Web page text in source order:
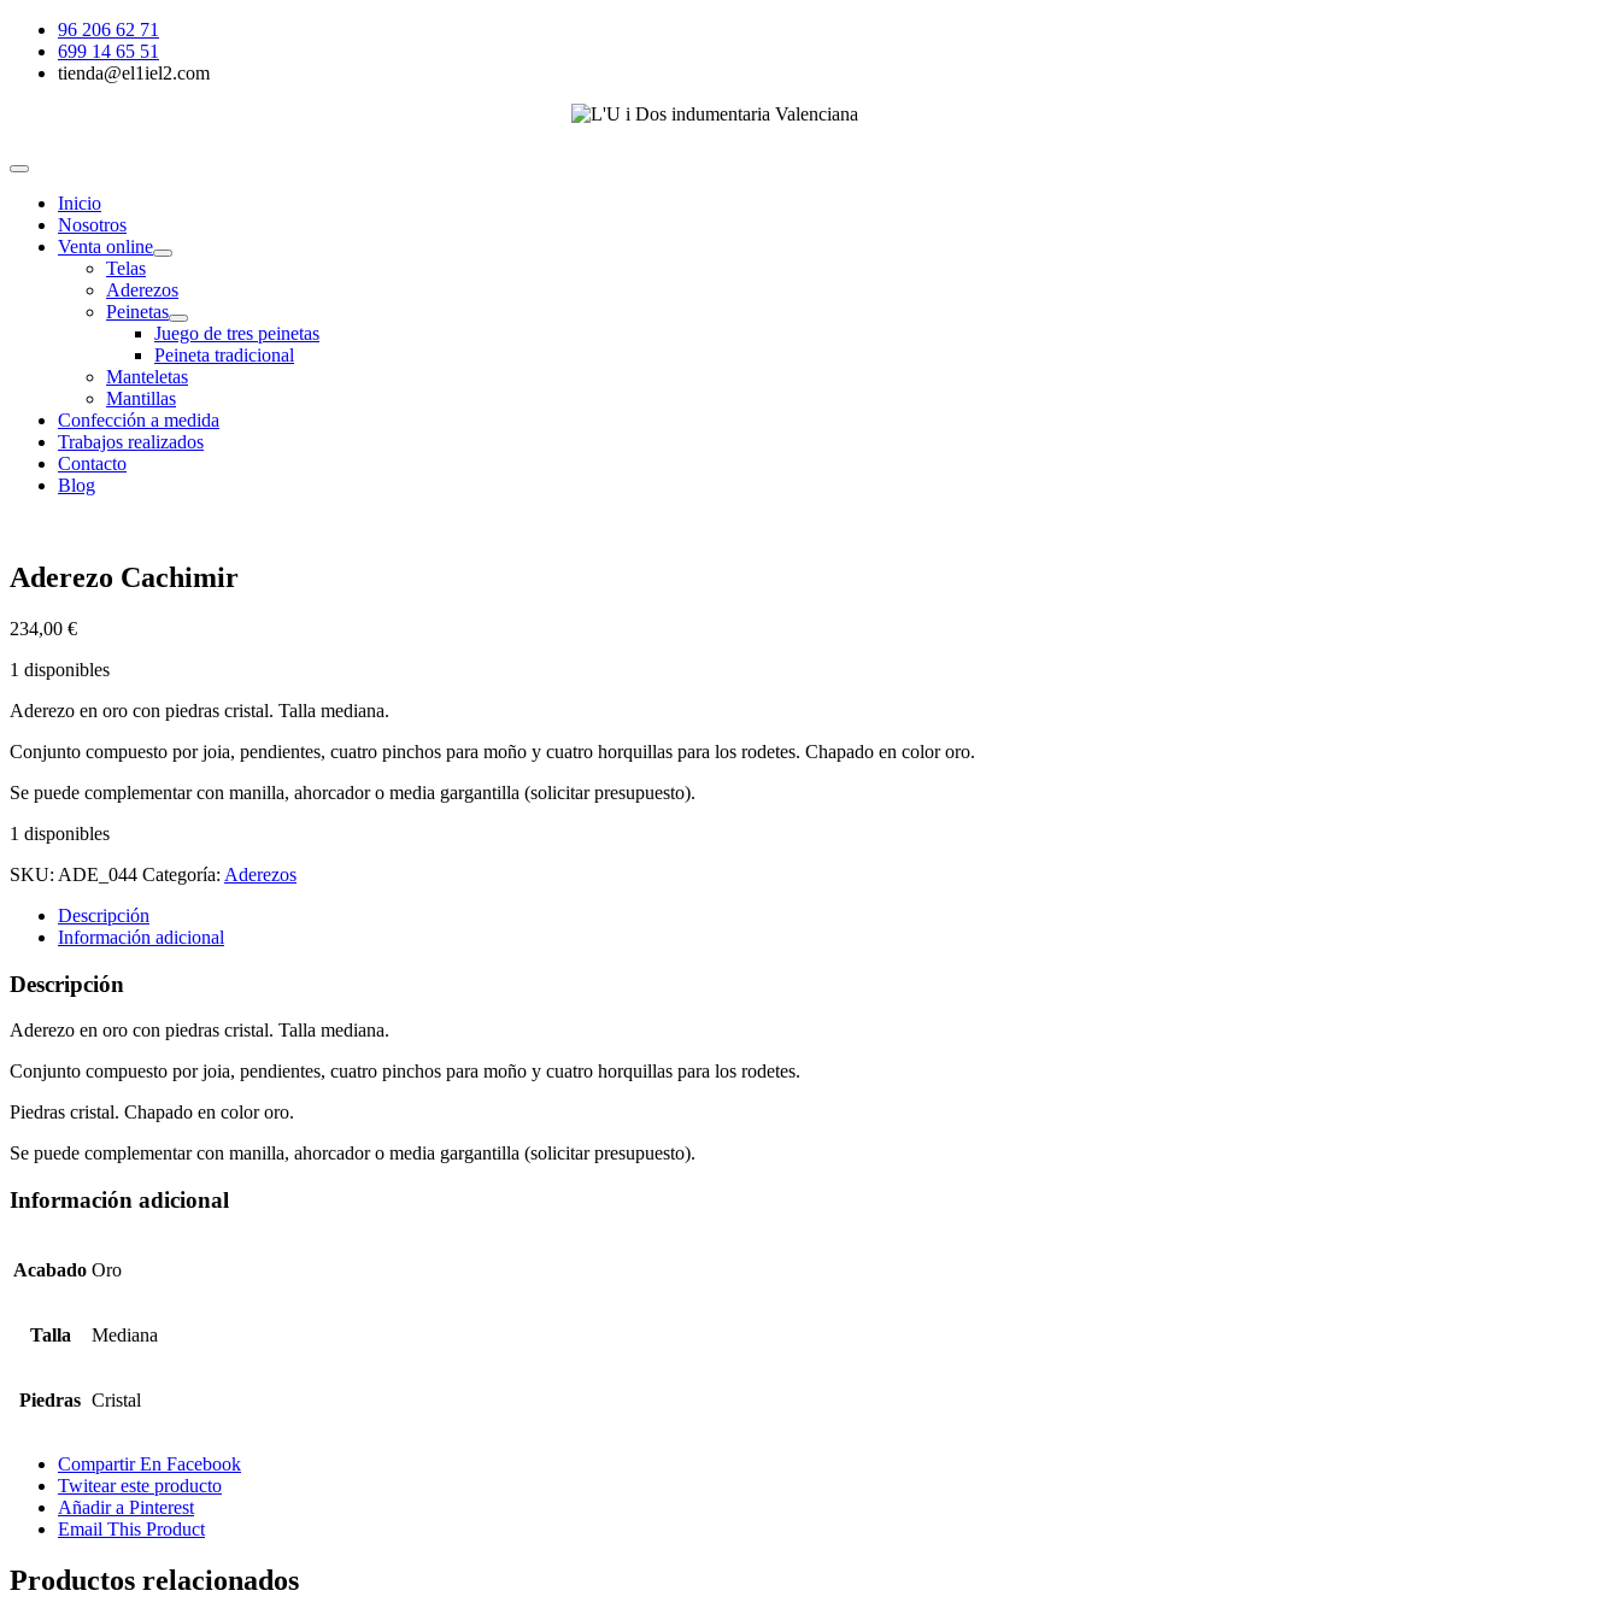
Saltar
contenido
96 206 62 71
699 14 65 51
tienda@el1iel2.com
Toggle
Navigation
Inicio
Nosotros
Venta online
Telas
Aderezos
Peinetas
Juego de tres peinetas
Peineta tradicional
Manteletas
Mantillas
Confección a medida
Trabajos realizados
Contacto
Blog
Aderezo Cachimir
234,00 €
1 disponibles
Aderezo en oro con piedras cristal. Talla mediana.
Conjunto compuesto por joia, pendientes, cuatro pinchos para moño y cuatro horquillas para los rodetes. Chapado en color oro.
Se puede complementar con manilla, ahorcador o media gargantilla (solicitar presupuesto).
1 disponibles
SKU: ADE_044 Categoría: Aderezos
Descripción
Información adicional
Descripción
Aderezo en oro con piedras cristal. Talla mediana.
Conjunto compuesto por joia, pendientes, cuatro pinchos para moño y cuatro horquillas para los rodetes.
Piedras cristal. Chapado en color oro.
Se puede complementar con manilla, ahorcador o media gargantilla (solicitar presupuesto).
Información adicional
Acabado Oro
Talla Mediana
Piedras Cristal
Compartir En Facebook
Twitear este producto
Añadir a Pinterest
Email This Product
Productos relacionados